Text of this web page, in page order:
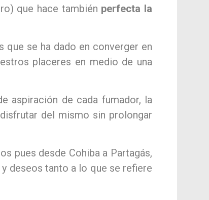
que hace también perfecta la
que se ha dado en converger en
placeres en medio de una
aspiración de cada fumador, la
del mismo sin prolongar
pues desde Cohiba a Partagás,
deseos tanto a lo que se refiere